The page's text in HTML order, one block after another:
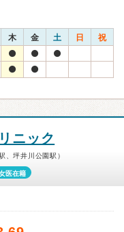
木 金 土 日 祝
ニック
、坪井川公園駅）
医在籍